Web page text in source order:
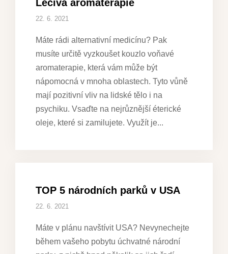
Léčivá aromaterapie
22. 6. 2021
Máte rádi alternativní medicínu? Pak
musíte určitě vyzkoušet kouzlo voňavé
aromaterapie, která vám může být
nápomocná v mnoha oblastech. Tyto vůně
mají pozitivní vliv na lidské tělo i na
psychiku. Vsaďte na nejrůznější éterické
oleje, které si zamilujete. Využít je
TOP 5 národních parků v USA
22. 6. 2021
Máte v plánu navštívit USA? Nevynechejte
během vašeho pobytu úchvatné národní